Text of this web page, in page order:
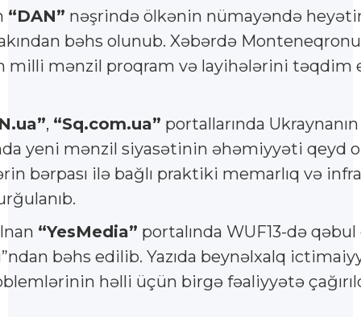
“DAN” nəşrində ölkənin nümayəndə
bəhs olunub. Xəbərdə
milli mənzil proqram və layihələrini təqdim
, “Sq.com.ua” portallarında
yeni mənzil siyasətinin əhəmiyyəti qeyd
bərpası ilə bağlı praktiki memarlıq və
“YesMedia” portalında WUF13-də qəbul
bəhs edilib. Yazıda beynəlxalq
həlli üçün birgə fəaliyyətə